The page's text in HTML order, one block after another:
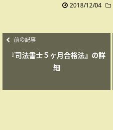
2018/12/04
前の記事
『司法書士５ヶ月合格法』の詳
細